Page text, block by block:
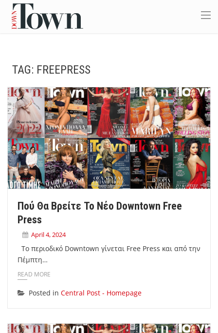
TAG: FREEPRESS
Πού Θα Βρείτε Το Νέο Downtown Free
Press
April 4, 2024
Το περιοδικό Downtown γίνεται Free Press και από την
Πέμπτη…
READ MORE
Posted in Central Post - Homepage